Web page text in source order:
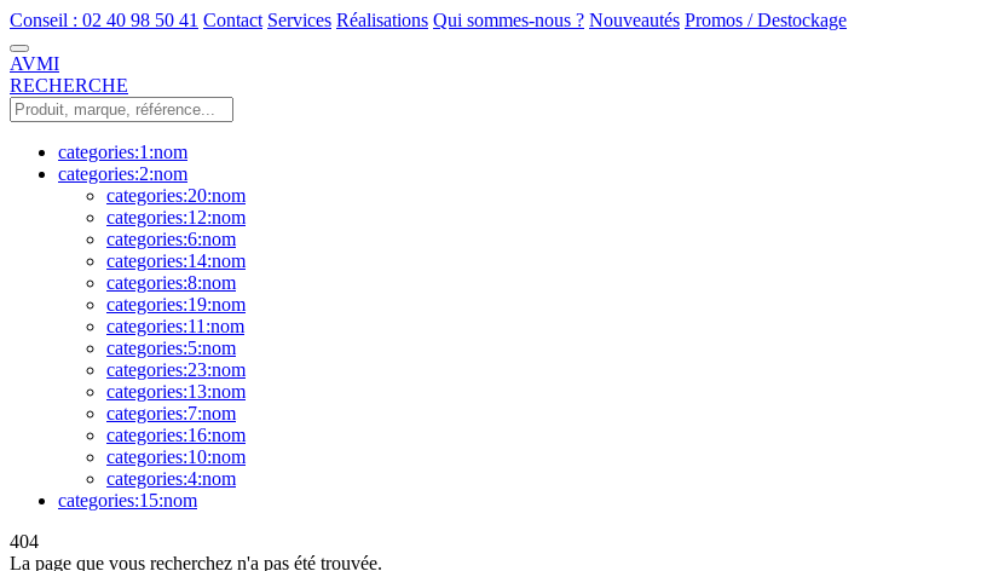
Conseil : 02 40 98 50 41 Contact Services Réalisations Qui sommes-nous ? Nouveautés Promos / Destockage
AVMI
RECHERCHE
categories:1:nom
categories:2:nom
categories:20:nom
categories:12:nom
categories:6:nom
categories:14:nom
categories:8:nom
categories:19:nom
categories:11:nom
categories:5:nom
categories:23:nom
categories:13:nom
categories:7:nom
categories:16:nom
categories:10:nom
categories:4:nom
categories:15:nom
404
La page que vous recherchez n'a pas été trouvée.